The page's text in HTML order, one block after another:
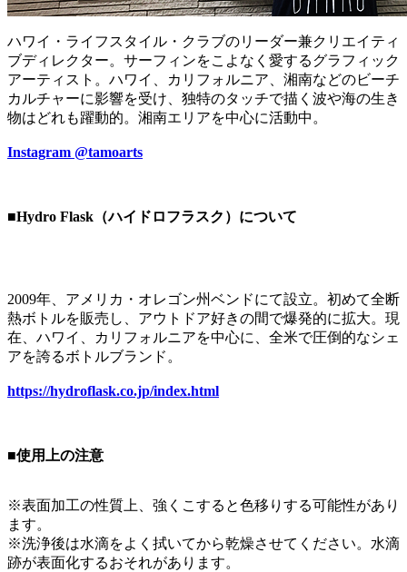
ハワイ・ライフスタイル・クラブのリーダー兼クリエイティ
ブディレクター。サーフィンをこよなく愛するグラフィック
アーティスト。ハワイ、カリフォルニア、湘南などのビーチ
カルチャーに影響を受け、独特のタッチで描く波や海の生き
物はどれも躍動的。湘南エリアを中心に活動中。
Instagram @tamoarts
■Hydro Flask（ハイドロフラスク）について
2009年、アメリカ・オレゴン州ベンドにて設立。初めて全断
熱ボトルを販売し、アウトドア好きの間で爆発的に拡大。現
在、ハワイ、カリフォルニアを中心に、全米で圧倒的なシェ
アを誇るボトルブランド。
https://hydroflask.co.jp/index.html
■使用上の注意
※表面加工の性質上、強くこすると色移りする可能性があり
ます。
※洗浄後は水滴をよく拭いてから乾燥させてください。水滴
跡が表面化するおそれがあります。